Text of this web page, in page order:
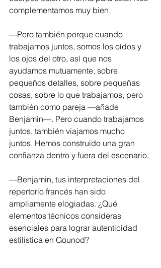
complementamos muy bien.
—Pero también porque cuando
trabajamos juntos, somos los oídos y
los ojos del otro, así que nos
ayudamos mutuamente, sobre
pequeños detalles, sobre pequeñas
cosas, sobre lo que trabajamos, pero
también como pareja —añade
Benjamin—. Pero cuando trabajamos
juntos, también viajamos mucho
juntos. Hemos construido una gran
confianza dentro y fuera del escenario.
—Benjamin, tus interpretaciones del
repertorio francés han sido
ampliamente elogiadas. ¿Qué
elementos técnicos consideras
esenciales para lograr autenticidad
estilística en Gounod?